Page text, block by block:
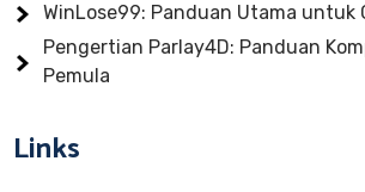
WinLose99: Panduan Utama untuk
Pengertian Parlay4D: Panduan
Pemula
Links